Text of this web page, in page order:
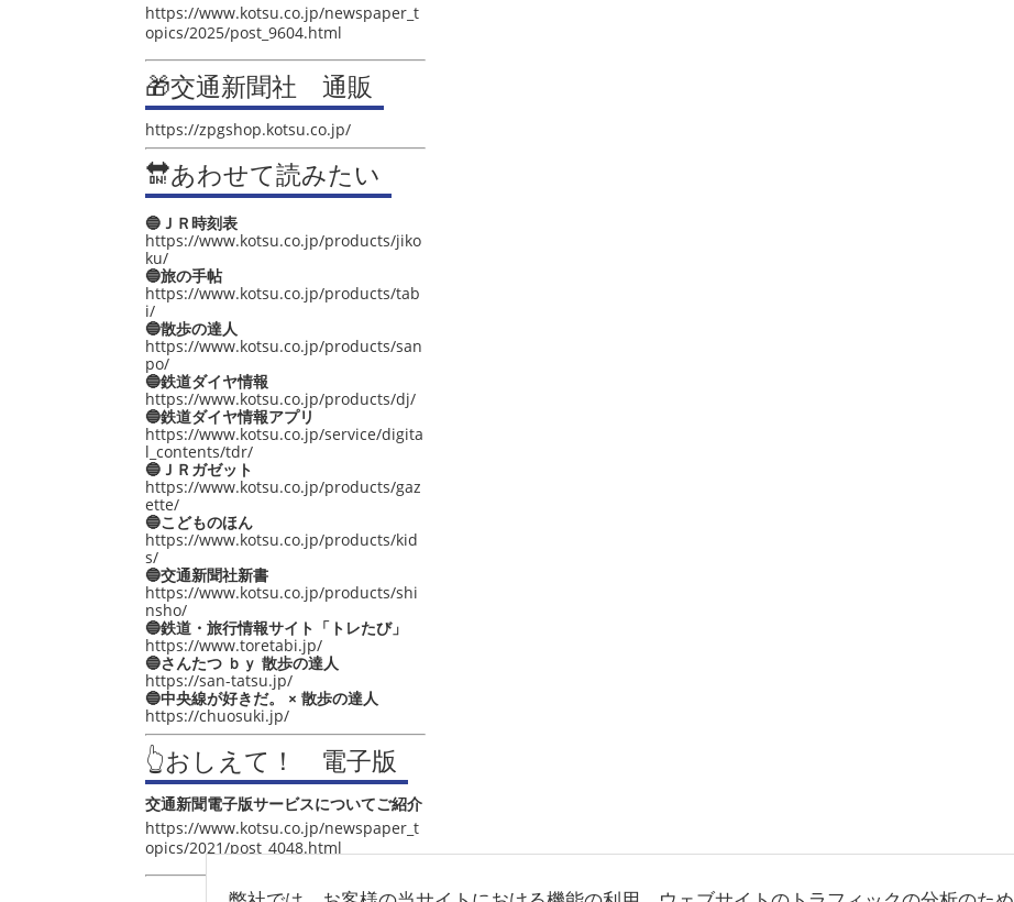
https://www.kotsu.co.jp/newspaper_t
opics/2025/post_9604.html
🎁交通新聞社 通販
https://zpgshop.kotsu.co.jp/
🔛あわせて読みたい
🔵ＪＲ時刻表
https://www.kotsu.co.jp/products/jiko
ku/
🔵旅の手帖
https://www.kotsu.co.jp/products/tab
i/
🔵散歩の達人
https://www.kotsu.co.jp/products/san
po/
🔵鉄道ダイヤ情報
https://www.kotsu.co.jp/products/dj/
🔵鉄道ダイヤ情報アプリ
https://www.kotsu.co.jp/service/digita
l_contents/tdr/
🔵ＪＲガゼット
https://www.kotsu.co.jp/products/gaz
ette/
🔵こどものほん
https://www.kotsu.co.jp/products/kid
s/
🔵交通新聞社新書
https://www.kotsu.co.jp/products/shi
nsho/
🔵鉄道・旅行情報サイト「トレたび」
https://www.toretabi.jp/
🔵さんたつ ｂｙ 散歩の達人
https://san-tatsu.jp/
🔵中央線が好きだ。 × 散歩の達人
https://chuosuki.jp/
👆おしえて！ 電子版
交通新聞電子版サービスについてご紹介
https://www.kotsu.co.jp/newspaper_t
opics/2021/post_4048.html